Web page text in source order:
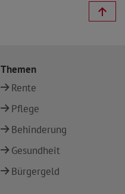
Themen
Rente
Pflege
Behinderung
Gesundheit
Bürgergeld